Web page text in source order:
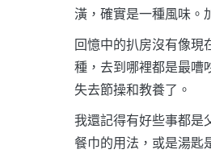
潢，確實是一種風味。
回憶中的扒房沒有像現
種，去到哪裡都是最嘈
失去節操和教養了。
我還記得有好些事都是
餐巾的用法，或是湯匙